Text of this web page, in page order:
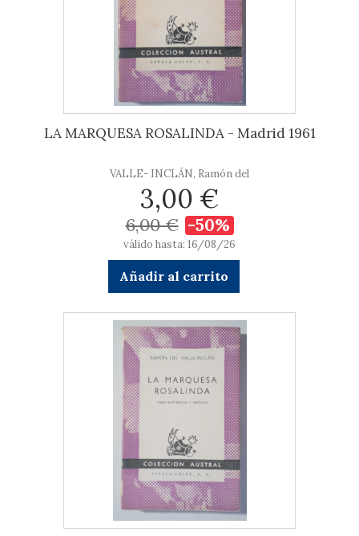
LA MARQUESA ROSALINDA - Madrid 1961
VALLE- INCLÁN, Ramón del
3,00 €
6,00 € -50%
válido hasta: 16/08/26
Añadir al carrito